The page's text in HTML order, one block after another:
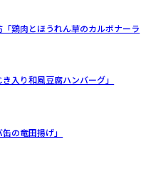
鶏肉とほうれん草のカルボナーラ
入り和風豆腐ハンバーグ」
の竜田揚げ」